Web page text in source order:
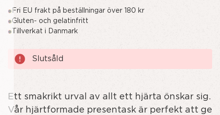
Fri EU frakt på beställningar över 180 kr
Gluten- och gelatinfritt
Tillverkat i Danmark
Nuvarande
lager:
Slutsåld
Ett smakrikt urval av allt ett hjärta önskar sig.
Vår hjärtformade presentask är perfekt att ge